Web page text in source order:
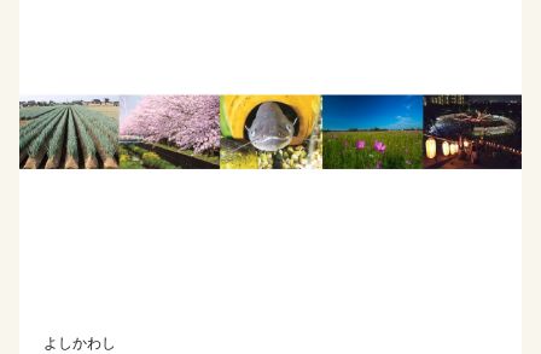
よしかわし